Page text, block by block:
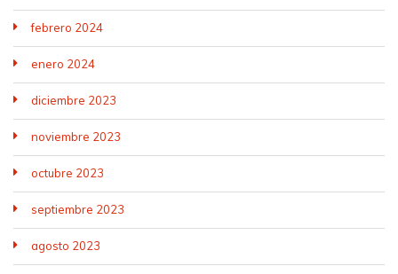
febrero 2024
enero 2024
diciembre 2023
noviembre 2023
octubre 2023
septiembre 2023
agosto 2023